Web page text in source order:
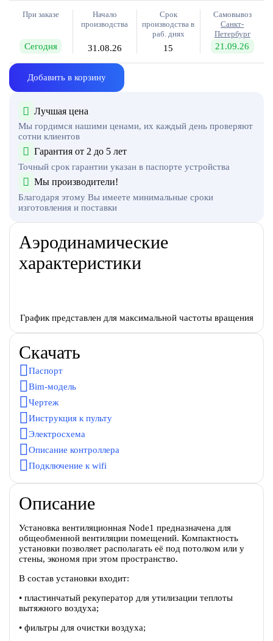
При заказе
Сегодня
Начало
производства
31.08.26
Срок
производства в
раб. днях
15
Самовывоз
Санкт-
Петербург
21.09.26
Добавить в корзину
Лучшая цена
Мы гордимся нашими ценами, их каждый день проверяют
сотни клиентов
Гарантия от 2 до 5 лет
Точный срок гарантии указан в паспорте устройства
Мы производители!
Благодаря этому Вы имеете минимальные сроки
изготовления и поставки
Аэродинамические
характеристики
График представлен для максимальной частоты вращения
Скачать
Паспорт
Bim-модель
Чертеж
Инструкция к пульту
Электросхема
Описание контроллера
Подключение к wifi
Описание
Установка вентиляционная Node1 предназначена для
общеобменной вентиляции помещений. Компактность
установки позволяет располагать её под потолком или у
стены, экономя при этом пространство.
В состав установки входит:
• пластинчатый рекуператор для утилизации теплоты
вытяжного воздуха;
• фильтры для очистки воздуха;